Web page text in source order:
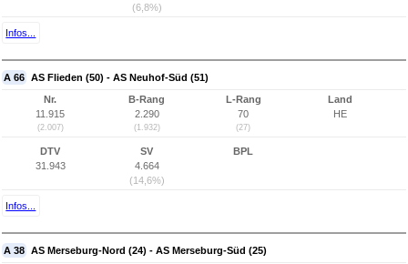
(6,8%)
Infos...
A 66 AS Flieden (50) - AS Neuhof-Süd (51)
Nr.
11.915
(2.007)
B-Rang
2.290
(1.932)
L-Rang
70
(27)
Land
HE
DTV
31.943
SV
4.664
(14,6%)
BPL
Infos...
A 38 AS Merseburg-Nord (24) - AS Merseburg-Süd (25)